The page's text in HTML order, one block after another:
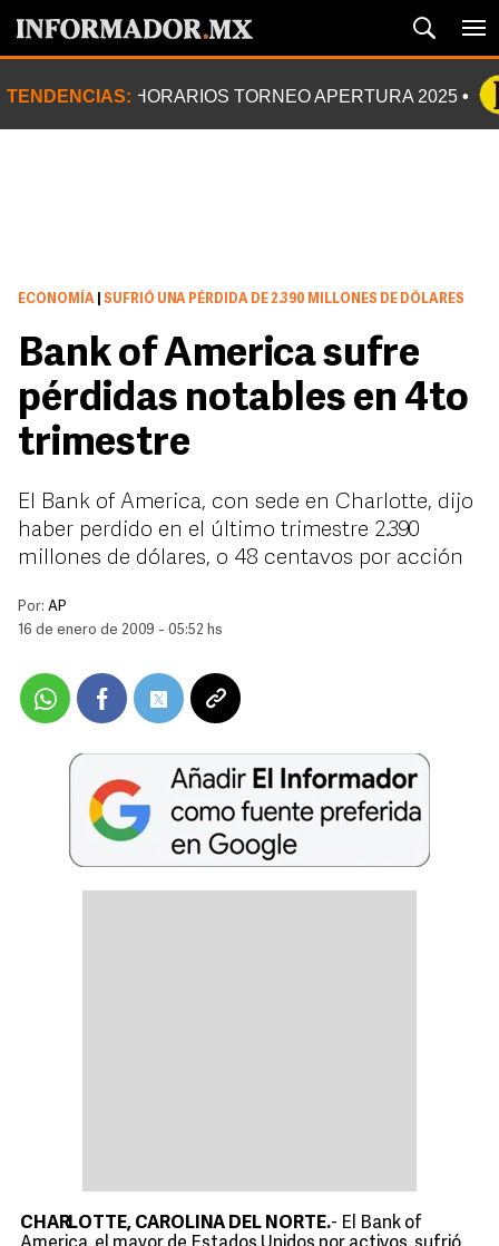
TENDENCIAS: HORARIOS TORNEO APERTURA 2025
ECONOMÍA SUFRIÓ UNA PÉRDIDA DE 2.390 MILLONES DE DÓLARES
Bank of America sufre
pérdidas notables en 4to
trimestre
El Bank of America, con sede en Charlotte, dijo
haber perdido en el último trimestre 2.390
millones de dólares, o 48 centavos por acción
Por: AP
16 de enero de 2009 - 05:52 hs
CHARLOTTE, CAROLINA DEL NORTE.- El Bank of